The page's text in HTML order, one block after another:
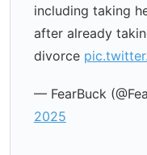
including taking
after already
divorce
— FearBuck
2025